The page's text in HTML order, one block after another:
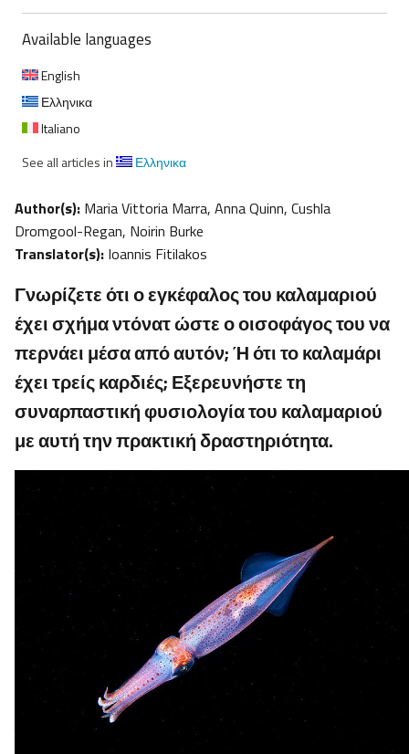
Available languages
English
Ελληνικα
Italiano
See all articles in
Ελληνικα
Author(s): Maria Vittoria Marra, Anna Quinn, Cushla
Dromgool-Regan, Noirin Burke
Translator(s): Ioannis Fitilakos
Γνωρίζετε ότι ο εγκέφαλος του καλαμαριού
έχει σχήμα ντόνατ ώστε ο οισοφάγος του να
περνάει μέσα από αυτόν; Ή ότι το καλαμάρι
έχει τρείς καρδιές; Εξερευνήστε τη
συναρπαστική φυσιολογία του καλαμαριού
με αυτή την πρακτική δραστηριότητα.